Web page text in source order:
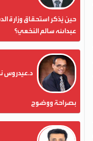
حين يُذكر استحقاق وزارة
عبدالله سالم النخعي؟
د.عيدروس
بصراحة ووضوح